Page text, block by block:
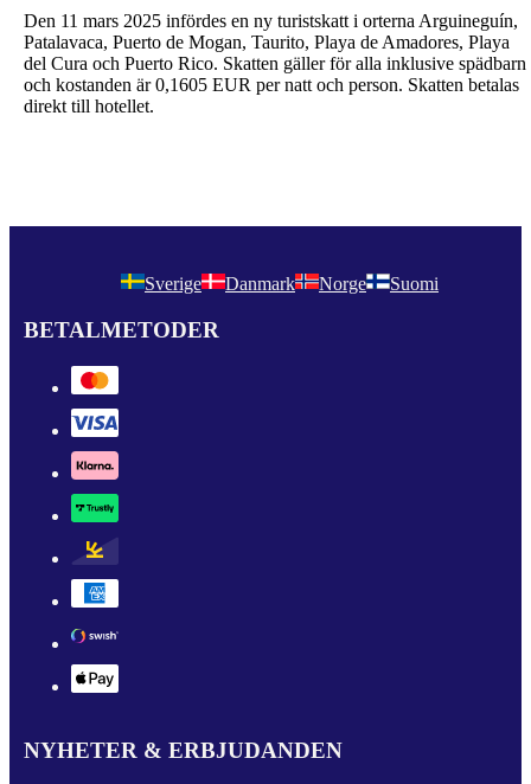
Den 11 mars 2025 infördes en ny turistskatt i orterna Arguineguín,
Patalavaca, Puerto de Mogan, Taurito, Playa de Amadores, Playa
del Cura och Puerto Rico. Skatten gäller för alla inklusive spädbarn
och kostanden är0,1605 EUR per natt och person. Skatten betalas
direkt till hotellet.
Sverige Danmark Norge Suomi
BETALMETODER
NYHETER & ERBJUDANDEN